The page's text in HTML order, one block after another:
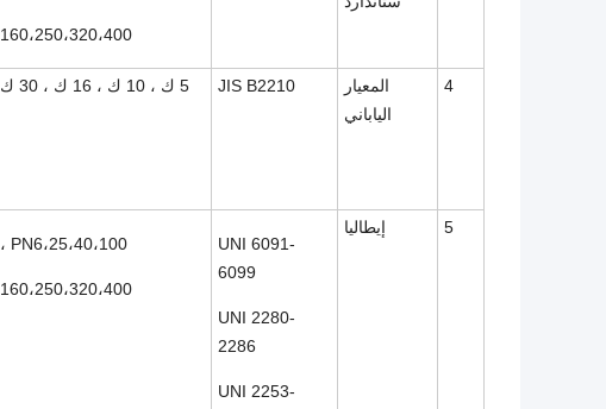
160،250،320،400
4
المعيار
الياباني
JIS B2210
5 ك ، 10 ك ، 16 ك ، 30 ك
5
إيطاليا
UNI 6091-
6099
UNI 2280-
2286
UNI 2253-
PN6،25،40،100 ،
160،250،320،400